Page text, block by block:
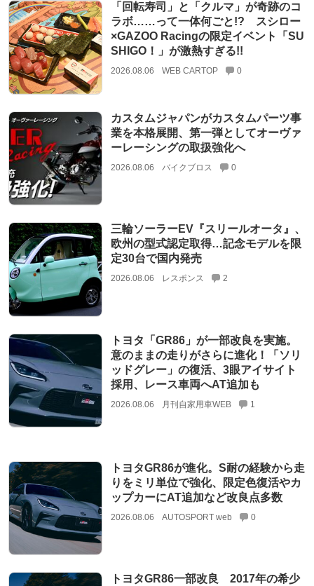
「回転寿司」と「クルマ」が奇跡のコ
ラボ……って一体何ごと!? スシロー
×GAZOO Racingの限定イベント「SU
SHIGO！」が激熱すぎる!!
2026.08.06 WEB CARTOP 0
カスタムジャパンがカスタムパーツ事
業を本格展開、第一弾としてオーヴァ
ーレーシングの取扱強化へ
2026.08.06 バイクブロス 0
三輪ソーラーEV『スリールオータ』、
欧州の型式認定取得…記念モデルを限
定30台で国内発売
2026.08.06 レスポンス 2
トヨタ「GR86」が一部改良を実施。
意のままの走りがさらに進化！「ソリ
ッドグレー」の復活、3眼アイサイト
採用、レース車両へAT追加も
2026.08.06 月刊自家用車WEB 1
トヨタGR86が進化。S耐の経験から走
りをミリ単位で強化、限定色復活やカ
ップカーにAT追加など改良点多数
2026.08.06 AUTOSPORT web 0
トヨタGR86一部改良 2017年の希少